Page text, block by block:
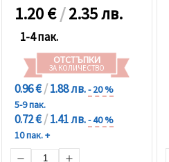
1.20€/2.35 лв.
1-4 пак.
ОТСТЪПКИ
ЗА КОЛИЧЕСТВО
0.96 €/1.88 лв.- 20 %
5-9 пак.
0.72 €/1.41 лв.- 40 %
10 пак. +